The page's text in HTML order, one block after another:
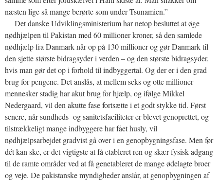
næsten lige så mange berørte som under Tsunamien.”
Det danske Udviklingsministerium har netop besluttet at øge
nødhjælpen til Pakistan med 60 millioner kroner, så den samlede
nødhjælp fra Danmark når op på 130 millioner og gør Danmark til
den sjette største bidragsyder i verden – og den største bidragsyder,
hvis man gør det op i forhold til indbyggertal. Og der er i den grad
brug for pengene. Det anslås, at mellem seks og otte millioner
mennesker stadig har akut brug for hjælp, og ifølge Mikkel
Nedergaard, vil den akutte fase fortsætte i et godt stykke tid. Først
senere, når sundheds- og sanitetsfaciliteter er blevet genoprettet, og
tilstrækkeligt mange indbyggere har fået husly, vil
nødhjælpsarbejdet gradvist gå over i en genopbygningsfase. Men før
dét kan ske, er det vigtigste at få etableret ren og skær fysisk adgang
til de ramte områder ved at få genetableret de mange ødelagte broer
og veje. De pakistanske myndigheder anslår, at genopbygningen af